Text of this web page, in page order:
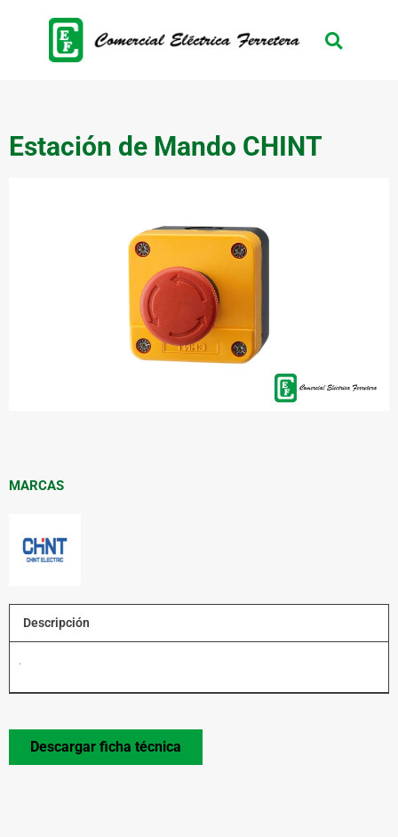
Estación de Mando CHINT
MARCAS
Descripción
.
Descargar ficha técnica